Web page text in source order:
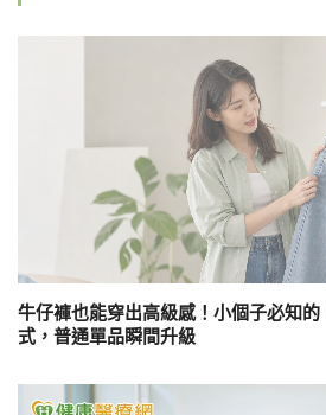
牛仔褲也能穿出高級感！小個子必知
式，普通單品瞬間升級